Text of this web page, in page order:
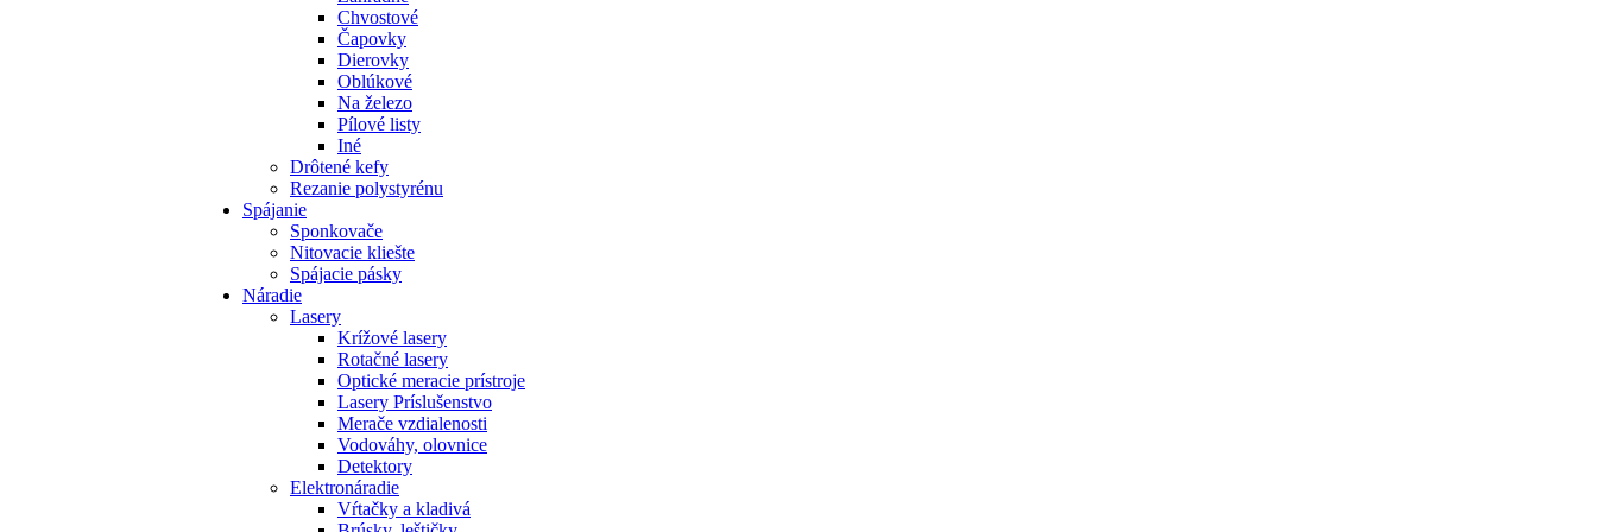
Chvostové
Čapovky
Dierovky
Oblúkové
Na železo
Pílové listy
Iné
Drôtené kefy
Rezanie polystyrénu
Spájanie
Sponkovače
Nitovacie kliešte
Spájacie pásky
Náradie
Lasery
Krížové lasery
Rotačné lasery
Optické meracie prístroje
Lasery Príslušenstvo
Merače vzdialenosti
Vodováhy, olovnice
Detektory
Elektronáradie
Vŕtačky a kladivá